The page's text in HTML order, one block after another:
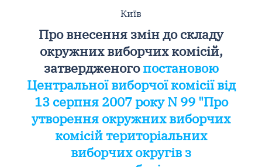
Київ
Про внесення змін до складу
окружних виборчих комісій,
затвердженогопостановою
Центральної виборчої комісії від
13 серпня 2007 року N 99 "Про
утворення окружних виборчих
комісій територіальних
виборчих округів з